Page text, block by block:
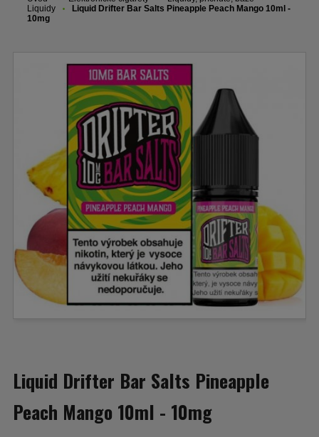
Liquidy
Liquid Drifter Bar Salts Pineapple Peach Mango 10ml -
10mg
Liquid Drifter Bar Salts Pineapple
Peach Mango 10ml - 10mg